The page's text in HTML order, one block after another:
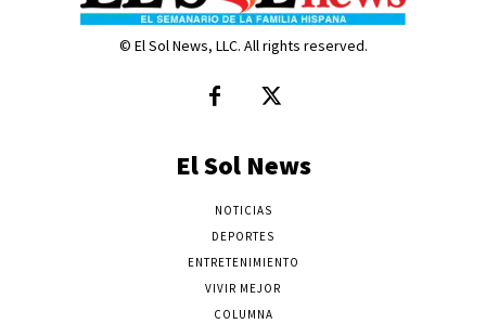
© El Sol News, LLC. All rights reserved.
El Sol News
NOTICIAS
DEPORTES
ENTRETENIMIENTO
VIVIR MEJOR
COLUMNA